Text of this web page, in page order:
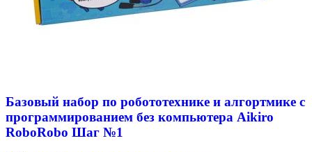
Базовый набор по робототехнике и алгортмике с
программированием без компьютера Aikiro
RoboRobo Шаг №1